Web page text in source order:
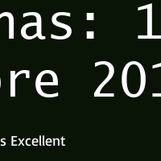
Excellent